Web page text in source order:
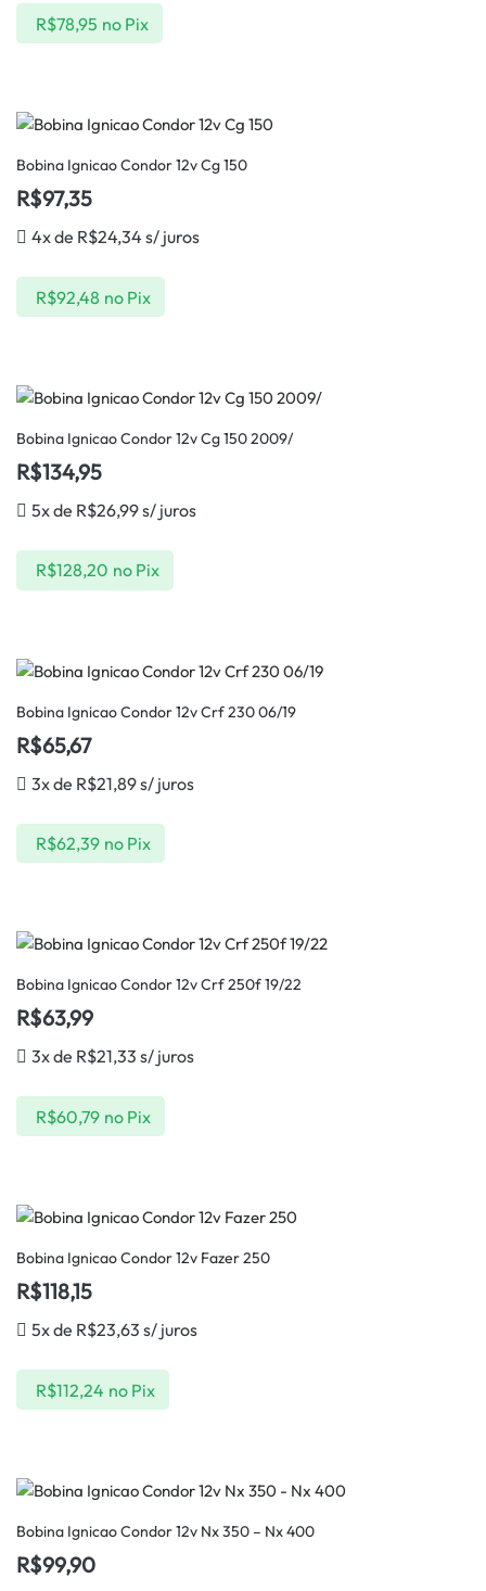
R$78,95 no Pix
Bobina Ignicao Condor 12v Cg 150
R$97,35
4x de R$24,34 s/ juros
R$92,48 no Pix
Bobina Ignicao Condor 12v Cg 150 2009/
R$134,95
5x de R$26,99s/ juros
R$128,20 no Pix
Bobina Ignicao Condor 12v Crf 230 06/19
R$65,67
3x de R$21,89s/ juros
R$62,39 no Pix
Bobina Ignicao Condor 12v Crf 250f 19/22
R$63,99
3x de R$21,33 s/ juros
R$60,79 no Pix
Bobina Ignicao Condor 12v Fazer 250
R$118,15
5x de R$23,63 s/ juros
R$112,24 no Pix
Bobina Ignicao Condor 12v Nx 350 – Nx 400
R$99,90